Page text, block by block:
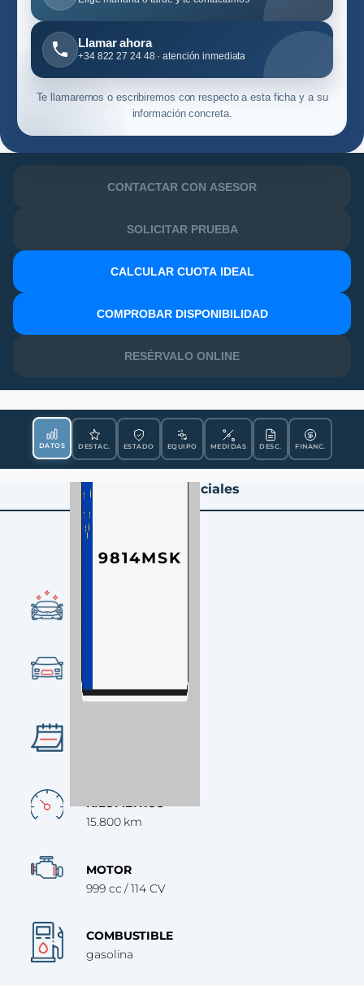
Llamar ahora
+34 822 27 24 48 · atención inmediata
Te llamaremos o escribiremos con respecto a esta ficha y a su
información concreta.
CONTACTAR CON ASESOR
SOLICITAR PRUEBA
CALCULAR CUOTA IDEAL
COMPROBAR DISPONIBILIDAD
RESÉRVALO ONLINE
DATOS DESTAC. ESTADO EQUIPO MEDIDAS DESC. FINANC.
Datos Esenciales
9814MSK
SUV
KILÓMETROS
15.800 km
MOTOR
999 cc / 114 CV
COMBUSTIBLE
gasolina